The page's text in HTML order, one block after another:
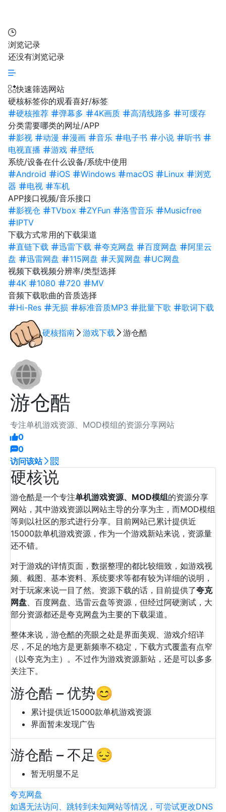
浏览记录
还没有浏览记录
快速筛选网站
硬核标签你的观看喜好/标签
硬核推荐
弹幕多 4K画质 高清线路多
可缓存
分类需要哪类的网址/APP
影视
动漫 漫画 音乐 电子书 小说
听书
电视直播
游戏
壁纸
系统/设备在什么设备/系统中使用
Android
iOS Windows macOS Linux
浏览
器
电视
车机
APP接口视频/音乐接口
影视仓
TVbox ZYFun 洛雪音乐
Musicfree
IPTV
下载方式常用的下载渠道
直链下载
迅雷下载 夸克网盘 百度网盘
阿里云
盘
迅雷网盘 115网盘 天翼网盘
UC网盘
视频下载视频分辨率/类型选择
4K
1080 720
MV
音频下载歌曲的音质选择
Hi-Res
无损 标准音质MP3 批量下歌 歌词下载
硬核指南 游戏下载 游仓酷
游仓酷
专注单机游戏资源、MOD模组的资源分享网站
0
0
访问该站
硬核说
游仓酷是一个专注单机游戏资源、MOD模组的资源分享
网站，其中游戏资源以网站主导的分享为主，而MOD模组
等则以社区的形式进行分享。目前网站已累计提供近
15000款单机游戏资源，作为一个游戏新站来说，资源量
还不错。
对于游戏的详情页面，数据整理的都比较细致，如游戏视
频、截图、基本资料、系统要求等都有较为详细的说明，
对于玩家来说一目了然。资源下载的话，目前提供了夸克
网盘、百度网盘、迅雷云盘等资源，但经过阿硬测试，大
部分资源都还是夸克网盘为主要的下载渠道。
整体来说，游仓酷的亮眼之处是界面美观、游戏介绍详
尽，不足的地方是更新频率不稳定，下载方式覆盖有点窄
（以夸克为主）。不过作为游戏资源新站，还是可以多多
关注下。
游仓酷 – 优势😊
累计提供近15000款单机游戏资源
界面暂未发现广告
游仓酷 – 不足😔
暂无明显不足
夸克网盘
如遇无法访问、跳转到未知网站等情况，可尝试更改DNS